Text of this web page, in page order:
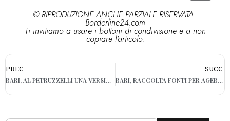
© RIPRODUZIONE ANCHE PARZIALE RISERVATA -
Borderline24.com
Ti invitiamo a usare i bottoni di condivisione e a non
copiare l'articolo.
PREC.
BARI, AL PETRUZZELLI UNA VERSIONE “SPECIALE” DE I PROMESSI SPOSI
SUCC.
BARI, RACCOLTA FONTI PER AGEBEO: OGGI L’INCONTRO